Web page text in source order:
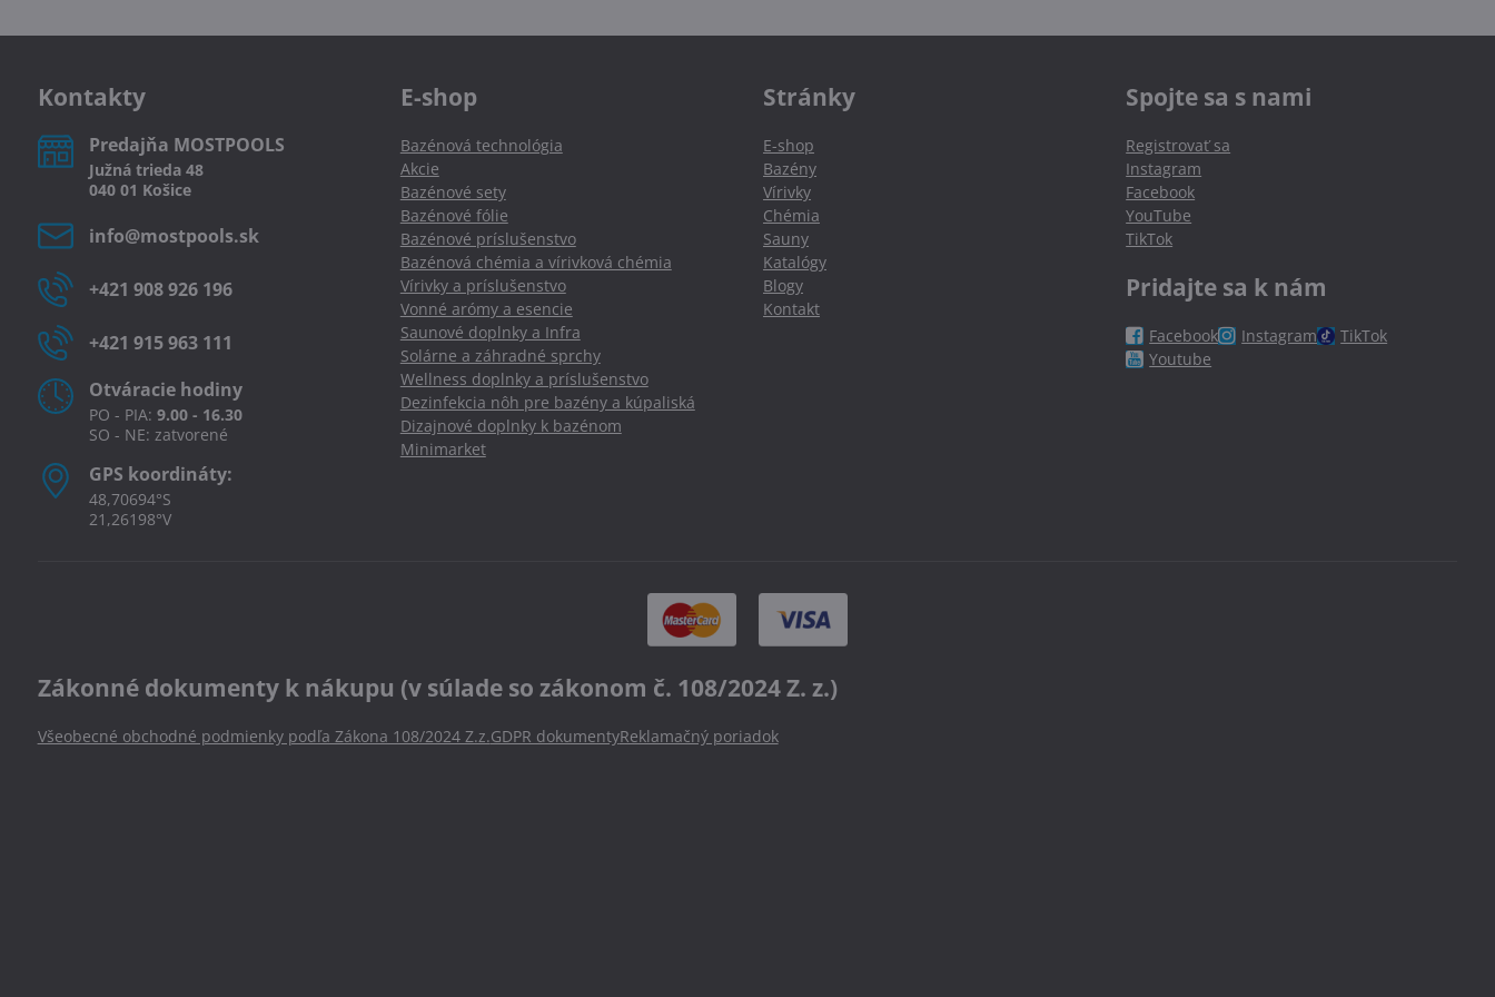
Kontakty
Predajňa MOSTPOOLS
Južná trieda 48
040 01 Košice
info​@mostpools​.sk
+421 908 926 196
+421 915 963 111
Otváracie hodiny
PO - PIA: 9.00 - 16.30
SO - NE: zatvorené
GPS koordináty:
48,70694°S
21,26198°V
E-shop
Bazénová technológia
Akcie
Bazénové sety
Bazénové fólie
Bazénové príslušenstvo
Bazénová chémia a vírivková chémia
Vírivky a príslušenstvo
Vonné arómy a esencie
Saunové doplnky a Infra
Solárne a záhradné sprchy
Wellness doplnky a príslušenstvo
Dezinfekcia nôh pre bazény a kúpaliská
Dizajnové doplnky k bazénom
Minimarket
Stránky
E-shop
Bazény
Vírivky
Chémia
Sauny
Katalógy
Blogy
Kontakt
Spojte sa s nami
Registrovať sa
Instagram
Facebook
YouTube
TikTok
Pridajte sa k nám
Facebook Instagram
TikTok
Youtube
Zákonné dokumenty k nákupu (v súlade so zákonom č. 108/2024 Z. z.)
Všeobecné obchodné podmienky podľa Zákona 108/2024 Z.z.GDPR dokumentyReklamačný poriadok